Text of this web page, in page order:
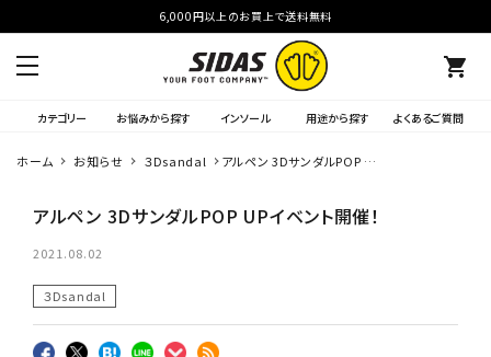
6,000円以上のお買上で送料無料
shopping_cart
カテゴリー お悩みから探す インソール 用途から探す よくあるご質問
ホーム お知らせ ３Dsandal
アルペン 3DサンダルPOP UP
アルペン 3DサンダルPOP UPイベント開催！
2021.08.02
３Dsandal